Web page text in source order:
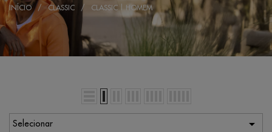
INÍCIO CLASSIC CLASSIC | HOMEM
Selecionar 